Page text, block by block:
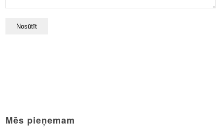
Mēs pieņemam